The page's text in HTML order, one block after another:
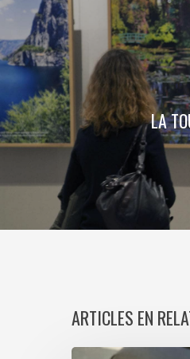
LA
ARTICLES EN